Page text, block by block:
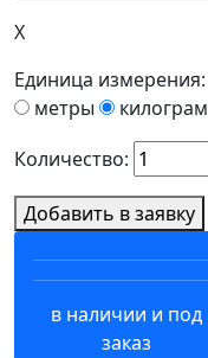
X
Единица измерения:
метры
Количество:
Добавить в заявку
в наличии и под
заказ